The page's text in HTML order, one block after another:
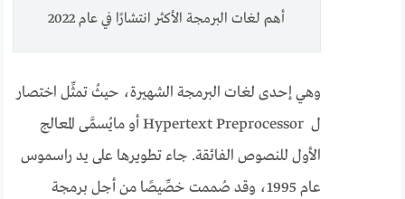
أهم لغات البرمجة الأكثر انتشارًا في عام 2022
وهي إحدى لغات البرمجة الشهيرة، حيثُ تمثِّل اختصار
ل Hypertext Preprocessor أو مايُسمَّى المعالج
الأول للنصوص الفائقة. جاء تطويرها على يد راسموس
عام 1995، وقد صُممت خصِّيصًا من أجل برمجة